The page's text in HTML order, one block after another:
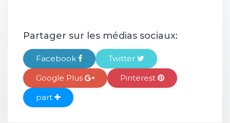
Partager sur les médias sociaux:
Facebook
Twitter
Google Plus
Pinterest
part